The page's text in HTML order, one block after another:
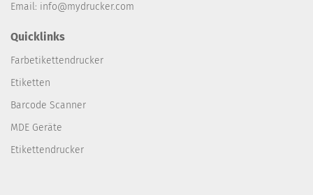
Email: info@mydrucker.com
Quicklinks
Farbetikettendrucker
Etiketten
Barcode Scanner
MDE Geräte
Etikettendrucker